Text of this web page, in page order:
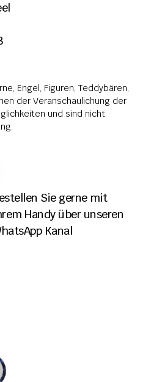
Engel, Figuren, Teddybären,
der Veranschaulichung der
und sind nicht
Sie gerne mit
Handy über unseren
Kanal